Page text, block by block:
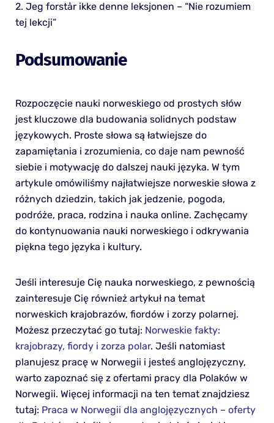
2. Jeg forstår ikke denne leksjonen – “Nie rozumiem
tej lekcji”
Podsumowanie
Rozpoczęcie nauki norweskiego od prostych słów
jest kluczowe dla budowania solidnych podstaw
językowych. Proste słowa są łatwiejsze do
zapamiętania i zrozumienia, co daje nam pewność
siebie i motywację do dalszej nauki języka. W tym
artykule omówiliśmy najłatwiejsze norweskie słowa z
różnych dziedzin, takich jak jedzenie, pogoda,
podróże, praca, rodzina i nauka online. Zachęcamy
do kontynuowania nauki norweskiego i odkrywania
piękna tego języka i kultury.
Jeśli interesuje Cię nauka norweskiego, z pewnością
zainteresuje Cię również artykuł na temat
norweskich krajobrazów, fiordów i zorzy polarnej.
Możesz przeczytać go tutaj: Norweskie fakty:
krajobrazy, fiordy i zorza polar. Jeśli natomiast
planujesz pracę w Norwegii i jesteś anglojęzyczny,
warto zapoznać się z ofertami pracy dla Polaków w
Norwegii. Więcej informacji na ten temat znajdziesz
tutaj: Praca w Norwegii dla anglojęzycznych – oferty